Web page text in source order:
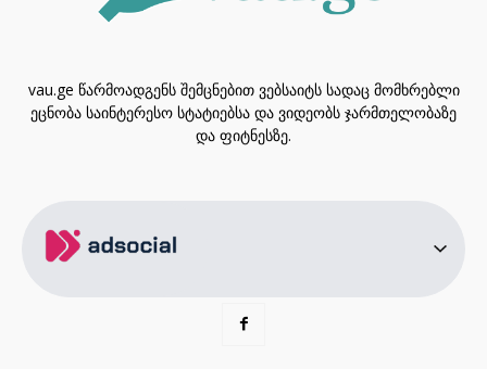
vau.ge წარმოადგენს შემცნებით ვებსაიტს სადაც მომხრებლი
ეცნობა საინტერესო სტატიებსა და ვიდეობს ჯარმთელობაზე
და ფიტნესზე.